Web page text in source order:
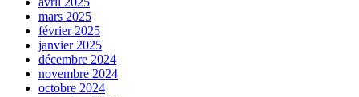
mars 2025
février 2025
janvier 2025
décembre 2024
novembre 2024
octobre 2024